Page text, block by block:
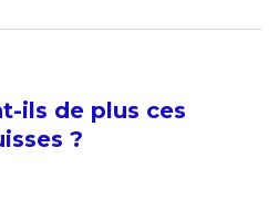
ils de plus ces
?